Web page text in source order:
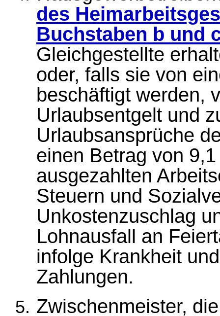
des
Buchstaben b und
Gleichgestellte
oder, falls sie von
beschäftigt werden,
Urlaubsentgelt und
Urlaubsansprüche
einen Betrag von
ausgezahlten
Steuern und
Unkostenzuschlag
Lohnausfall an
infolge Krankheit
Zahlungen.
Zwischenmeister,